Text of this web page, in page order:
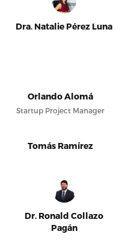
Dra. Natalie Pérez Luna
Orlando Alomá
Startup Project Manager
Tomás Ramírez
Dr. Ronald Collazo
Pagán